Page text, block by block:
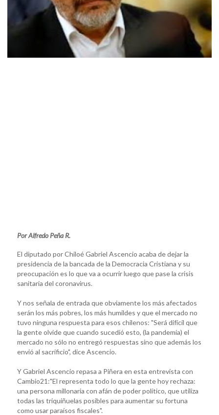
Por Alfredo Peña R.
El diputado por Chiloé Gabriel Ascencio acaba de dejar la
presidencia de la bancada de la Democracia Cristiana y su
preocupación es lo que va a ocurrir luego que pase la crisis
sanitaria del coronavirus.
Y nos señala de entrada que obviamente los más afectados
serán los más pobres, los más humildes y que el mercado no
tuvo ninguna respuesta para esos chilenos: "Será difícil que
la gente olvide que cuando sucedió esto, (la pandemia) el
mercado no sólo no entregó respuestas sino que además los
envió al sacrificio", dice Ascencio.
Y Gabriel Ascencio repasa a Piñera en esta entrevista con
Cambio21:"El representa todo lo que la gente hoy rechaza:
una persona millonaria con afán de poder político, que utiliza
todas las triquiñuelas posibles para aumentar su fortuna
como usar paraísos fiscales".